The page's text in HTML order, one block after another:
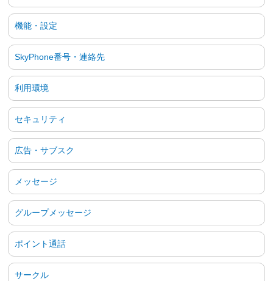
機能・設定
SkyPhone番号・連絡先
利用環境
セキュリティ
広告・サブスク
メッセージ
グループメッセージ
ポイント通話
サークル